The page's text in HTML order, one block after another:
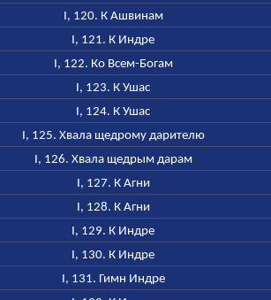
I, 120. К Ашвинам
I, 121. К Индре
I, 122. Ко Всем-Богам
I, 123. К Ушас
I, 124. К Ушас
I, 125. Хвала щедрому дарителю
I, 126. Хвала щедрым дарам
I, 127. К Агни
I, 128. К Агни
I, 129. К Индре
I, 130. К Индре
I, 131. Гимн Индре